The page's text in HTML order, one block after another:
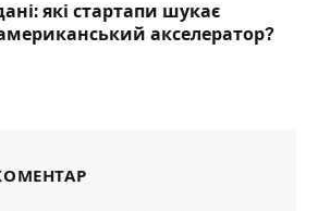
які стартапи шукає
акселератор?